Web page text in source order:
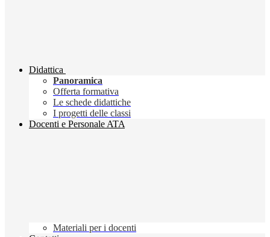
Didattica
Panoramica
Offerta formativa
Le schede didattiche
I progetti delle classi
Docenti e Personale ATA
Materiali per i docenti